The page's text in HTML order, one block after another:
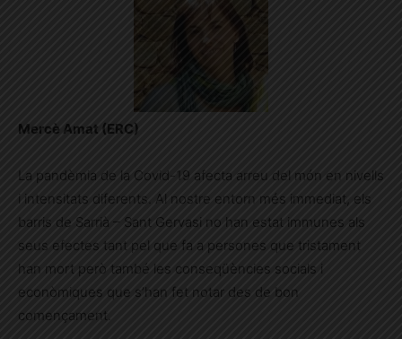
Mercè Amat (ERC)
La pandèmia de la Covid-19 afecta arreu del món en nivells
i intensitats diferents. Al nostre entorn més immediat, els
barris de Sarrià – Sant Gervasi no han estat immunes als
seus efectes tant pel que fa a persones que tristament
han mort però també les conseqüències socials i
econòmiques que s’han fet notar des de bon
començament.